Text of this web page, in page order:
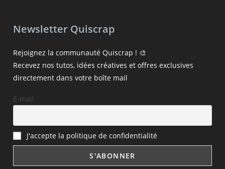
Newsletter Quiscrap
Rejoignez la communauté Quiscrap ! 🎨
Recevez nos tutos, idées créatives et offres exclusives
directement dans votre boîte mail
E-mail
J'accepte la politique de confidentialité